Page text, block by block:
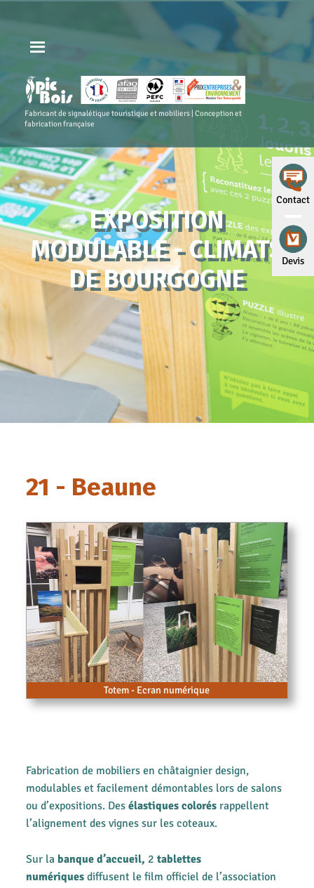
Contact
Devis
Fabricant de signalétique touristique et mobiliers | Conception et
fabrication française
EXPOSITION
MODULABLE - CLIMATS
DE BOURGOGNE
21 - Beaune
Totem - Ecran numérique
Fabrication de mobiliers en châtaignier design,
modulables et facilement démontables lors de salons
ou d’expositions. Des élastiques colorés rappellent
l’alignement des vignes sur les coteaux.
Sur labanque d’accueil, 2 tablettes
numériquesdiffusent le film officiel de l’association